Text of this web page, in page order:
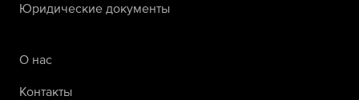
Юридические документы
О нас
Контакты